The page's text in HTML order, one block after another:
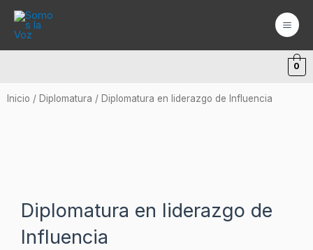
0
Inicio / Diplomatura / Diplomatura en liderazgo de Influencia
Diplomatura en liderazgo de
Influencia